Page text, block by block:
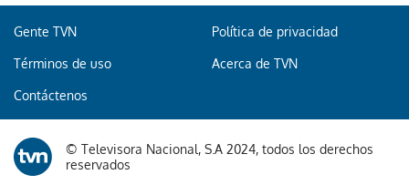
Gente TVN Política de privacidad
Términos de uso Acerca de TVN
Contáctenos
© Televisora Nacional, S.A 2024, todos los derechos
reservados